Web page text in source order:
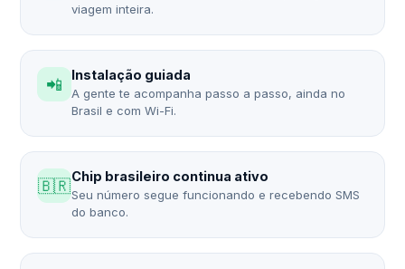
viagem inteira.
📲 Instalação guiada
A gente te acompanha passo a passo, ainda no
Brasil e com Wi-Fi.
🇧🇷Chip brasileiro continua ativo
Seu número segue funcionando e recebendo SMS
do banco.